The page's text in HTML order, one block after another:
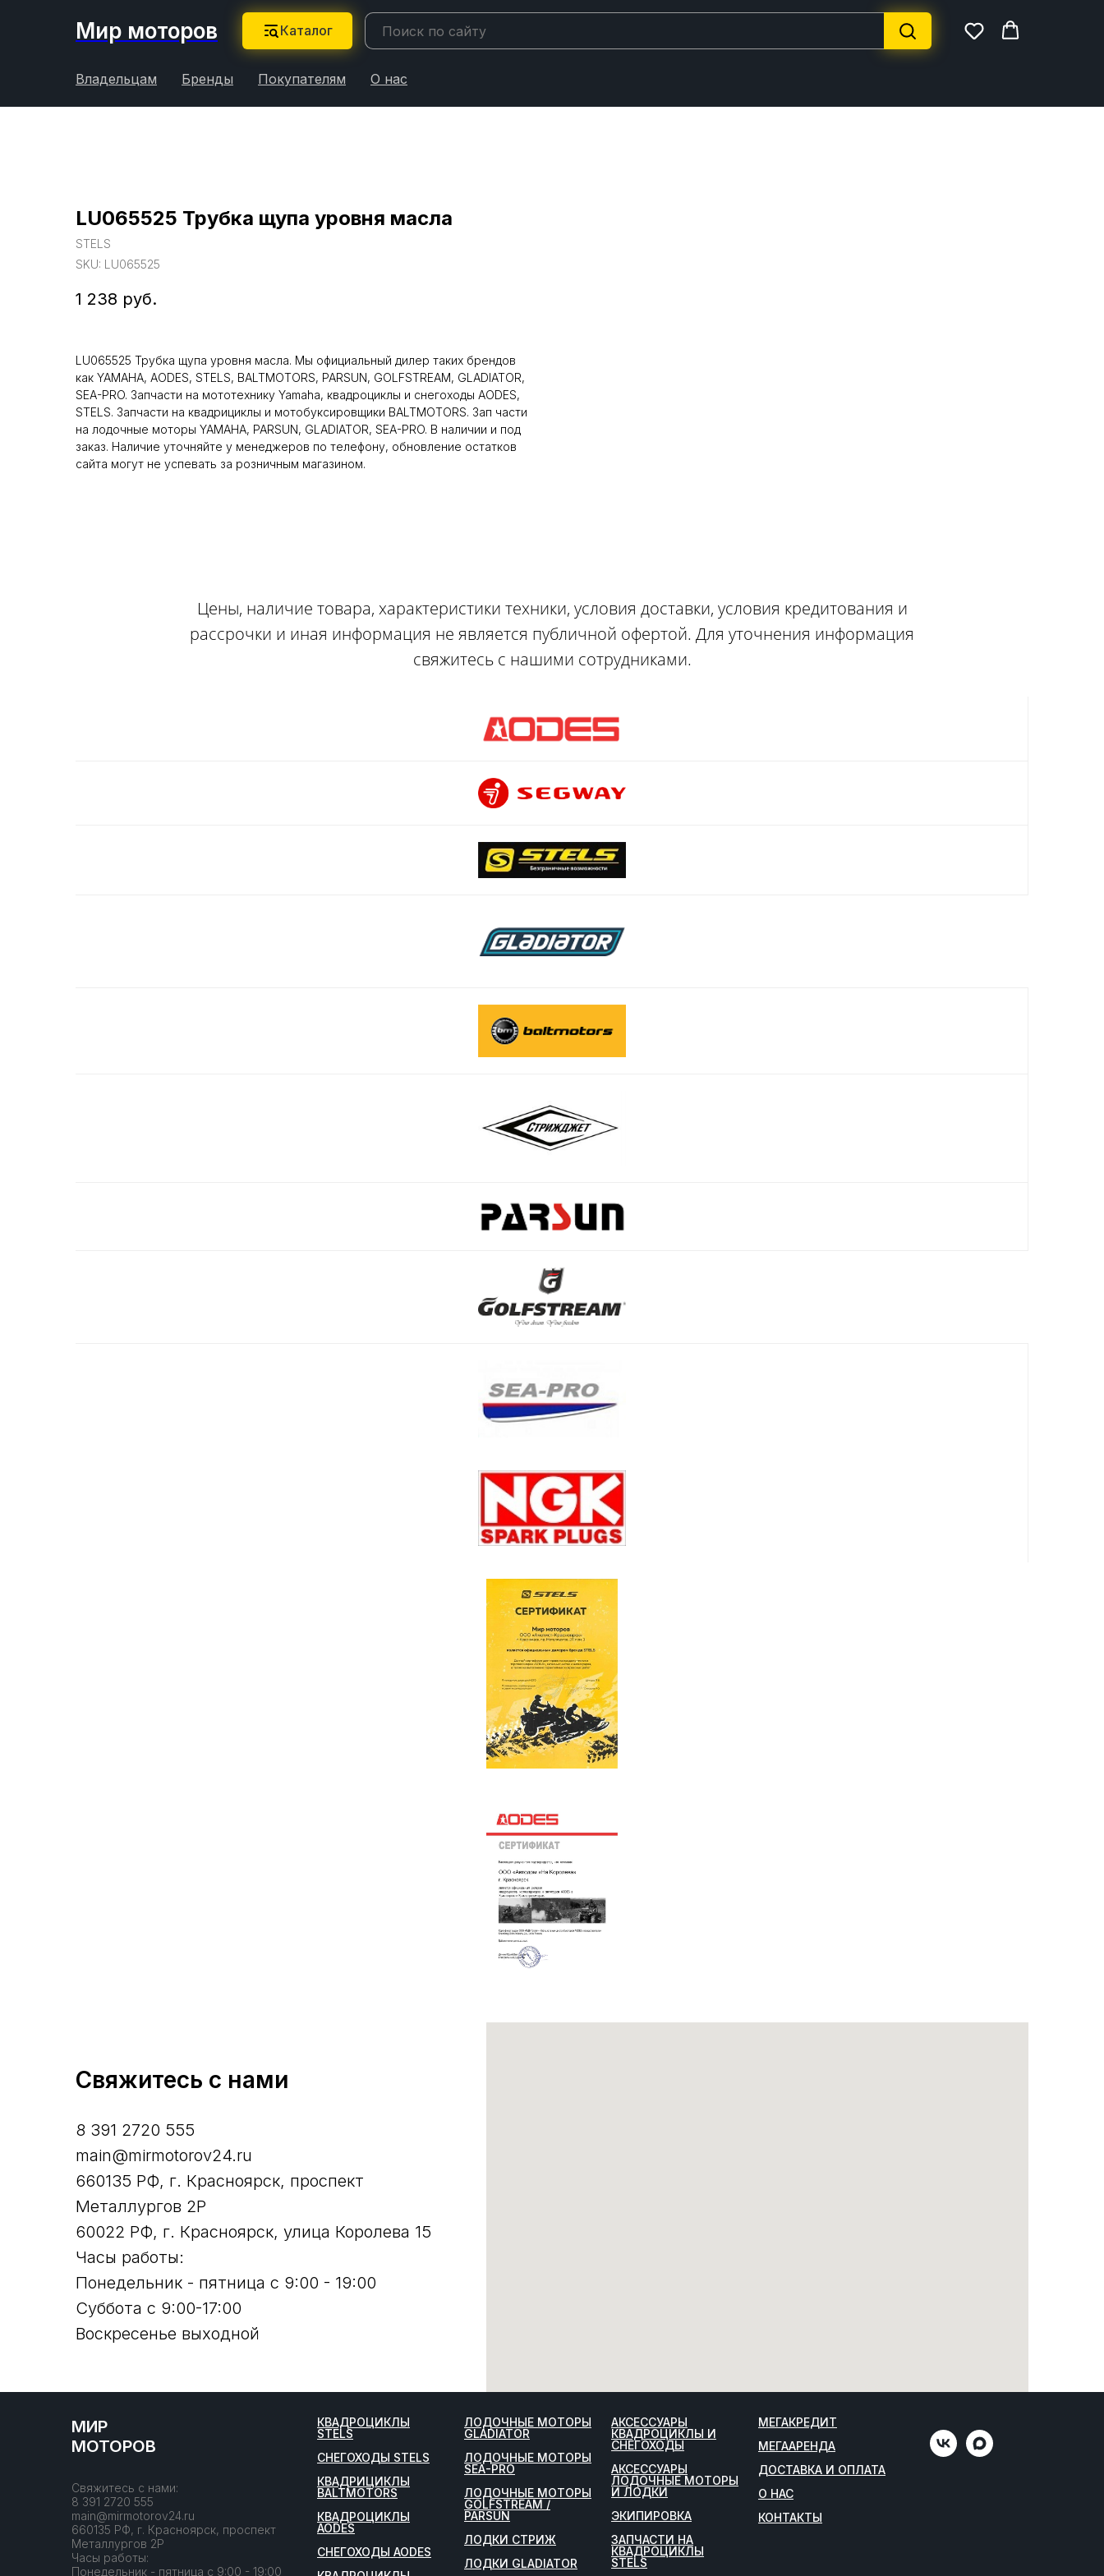
Мир моторов Каталог
Владельцам Бренды Покупателям О нас
LU065525 Трубка щупа уровня масла
STELS
SKU: LU065525
1 238 руб.
LU065525 Трубка щупа уровня масла. Мы официальный дилер таких брендов
как YAMAHA, AODES, STELS, BALTMOTORS, PARSUN, GOLFSTREAM, GLADIATOR,
SEA-PRO. Запчасти на мототехнику Yamaha, квадроциклы и снегоходы AODES,
STELS. Запчасти на квадрициклы и мотобуксировщики BALTMOTORS. Зап части
на лодочные моторы YAMAHA, PARSUN, GLADIATOR, SEA-PRO. В наличии и под
заказ. Наличие уточняйте у менеджеров по телефону, обновление остатков
сайта могут не успевать за розничным магазином.
Цены, наличие товара, характеристики техники, условия доставки, условия кредитования и
рассрочки и иная информация не является публичной офертой. Для уточнения информация
свяжитесь с нашими сотрудниками.
Свяжитесь с нами
8 391 2720 555
main@mirmotorov24.ru
660135 РФ, г. Красноярск, проспект
Металлургов 2Р
60022 РФ, г. Красноярск, улица Королева 15
Часы работы:
Понедельник - пятница с 9:00 - 19:00
Суббота с 9:00-17:00
Воскресенье выходной
МИР
МОТОРОВ
Свяжитесь с нами:
8 391 2720 555
main@mirmotorov24.ru
660135 РФ, г. Красноярск, проспект
Металлургов 2Р
Часы работы:
Понедельник - пятница с 9:00 - 19:00
КВАДРОЦИКЛЫ
STELS
СНЕГОХОДЫ STELS
КВАДРИЦИКЛЫ
BALTMOTORS
КВАДРОЦИКЛЫ
AODES
СНЕГОХОДЫ AODES
ЛОДОЧНЫЕ МОТОРЫ
GLADIATOR
ЛОДОЧНЫЕ МОТОРЫ
SEA-PRO
ЛОДОЧНЫЕ МОТОРЫ
GOLFSTREAM /
PARSUN
ЛОДКИ СТРИЖ
ЛОДКИ GLADIATOR
АКСЕССУАРЫ
КВАДРОЦИКЛЫ И
СНЕГОХОДЫ
АКСЕССУАРЫ
ЛОДОЧНЫЕ МОТОРЫ
И ЛОДКИ
ЭКИПИРОВКА
ЗАПЧАСТИ НА
КВАДРОЦИКЛЫ
STELS
МЕГАКРЕДИТ
МЕГААРЕНДА
ДОСТАВКА И ОПЛАТА
О НАС
КОНТАКТЫ